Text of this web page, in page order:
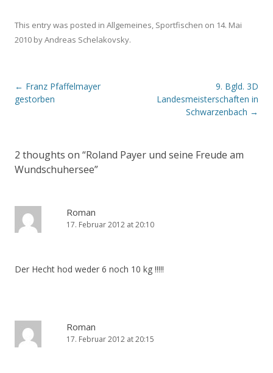
This entry was posted in Allgemeines, Sportfischen on 14. Mai
2010 byAndreas Schelakovsky.
Post navigation
← Franz Pfaffelmayer
gestorben
9. Bgld. 3D
Landesmeisterschaften in
Schwarzenbach →
2 thoughts on “Roland Payer und seine Freude am
Wundschuhersee”
Roman
17. Februar 2012 at 20:10
Der Hecht hod weder 6 noch 10 kg !!!!!
Roman
17. Februar 2012 at 20:15